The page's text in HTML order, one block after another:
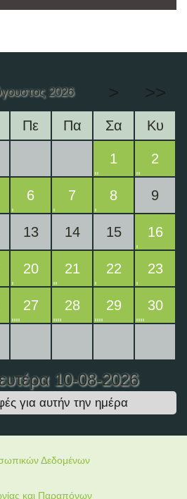
2026 > >>
Πε Πα Σα Κυ
1 2
6 7 8 9
13 14 15 16
20 21 22 23
27 28 29 30
10-08-2026
για αυτήν την ημέρα
Δεδομένων
και Παραπόνων